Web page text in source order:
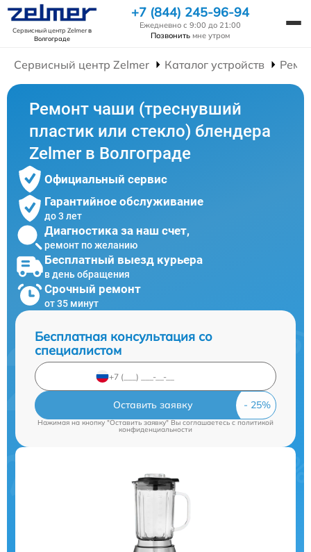
Сервисный центр Zelmerв
Волгограде
+7 (844) 245-96-94
Ежедневно с 9:00 до 21:00
Позвонить мне утром
Сервисный центр Zelmer Каталог устройств
Ремонт чаши (треснувший
пластик или стекло) блендера
Zelmer в Волгограде
Официальный сервис
Гарантийное обслуживание
до 3 лет
Диагностика за наш счет,
ремонт по желанию
Бесплатный выезд курьера
в день обращения
Срочный ремонт
от 35 минут
Бесплатная консультация со
специалистом
Оставить заявку
Нажимая на кнопку "Оставить заявку" Вы соглашаетесь c политикой
конфиденциальности